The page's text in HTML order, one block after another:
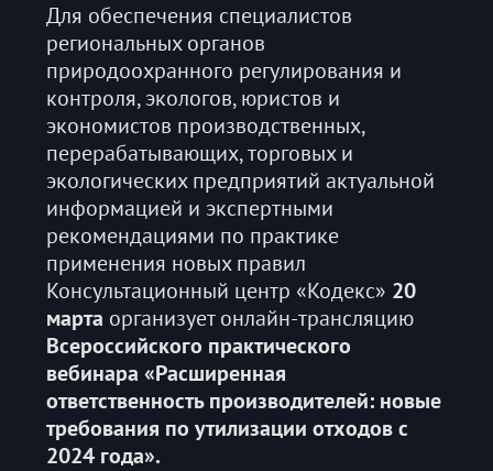
Для обеспечения специалистов
региональных органов
природоохранного регулирования и
контроля, экологов, юристов и
экономистов производственных,
перерабатывающих, торговых и
экологических предприятий актуальной
информацией и экспертными
рекомендациями по практике
применения новых правил
Консультационный центр «Кодекс» 20
марта организует онлайн-трансляцию
Всероссийского практического
вебинара «Расширенная
ответственность производителей: новые
требования по утилизации отходов с
2024 года».